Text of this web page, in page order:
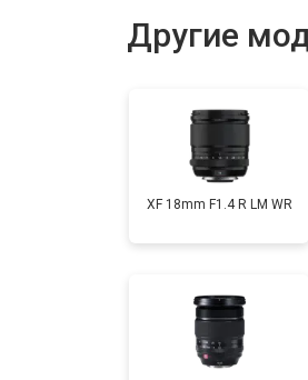
Другие
XF 18mm F1.4 R LM WR